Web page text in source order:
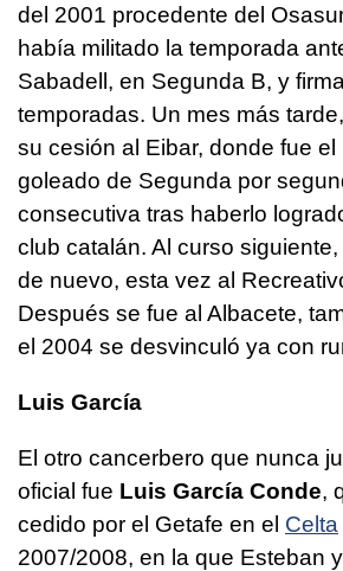
del 2001 procedente del
había militado la temporada
Sabadell, en Segunda B, y
temporadas. Un mes más
su cesión al Eibar, donde fue el
goleado de Segunda por
consecutiva tras haberlo
club catalán. Al curso siguiente,
de nuevo, esta vez al
Después se fue al Albacete,
el 2004 se desvinculó ya con
Luis García
El otro cancerbero que nunca
oficial fue Luis García Conde,
cedido por el Getafe en el Celta
2007/2008, en la que Esteban